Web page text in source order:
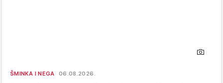
ŠMINKA I NEGA 06.08.2026.